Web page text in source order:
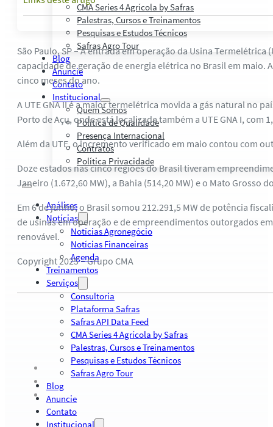
CMA Series 4 Agrícola by Safras
Palestras, Cursos e Treinamentos
Pesquisas e Estudos Técnicos
Safras Agro Tour
Blog
Anuncie
Contato
Institucional
Quem Somos
Política de Qualidade
Presença Internacional
Contratos
Política Privacidade
Análises
Notícias
Notícias Agronegócio
Notícias Financeiras
Agenda
Treinamentos
Serviços
Consultoria
Plataforma Safras
Safras API Data Feed
CMA Series 4 Agrícola by Safras
Palestras, Cursos e Treinamentos
Pesquisas e Estudos Técnicos
Safras Agro Tour
Blog
Anuncie
Contato
Institucional
São Paulo, SP – A entrada em operação da Usina
capacidade de geração de energia elétrica no Brasil em maio.
cinco meses do ano.
A UTE GNA II é a maior termelétrica movida a gás natural no
Porto de Açu, onde está localizada também a UTE GNA I,
Além da UTE, o incremento verificado em maio contou com
Doze estados nas cinco regiões do Brasil tiveram
Janeiro (1.672,60 MW), a Bahia (514,20 MW) e o Mato Grosso
Em 6 de junho, o Brasil somou 212.291,5 MW de potência
de usinas em operação e de empreendimentos outorgados
renovável.
Copyright 2025 – Grupo CMA